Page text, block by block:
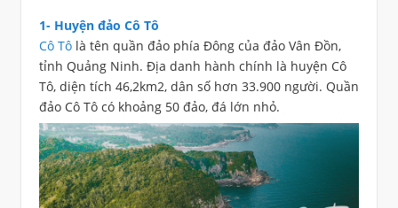
1- Huyện đảo Cô Tô
Cô Tô là tên quần đảo phía Đông của đảo Vân Đồn,
tỉnh Quảng Ninh. Địa danh hành chính là huyện Cô
Tô, diện tích 46,2km2, dân số hơn 33.900 người. Quần
đảo Cô Tô có khoảng 50 đảo, đá lớn nhỏ.